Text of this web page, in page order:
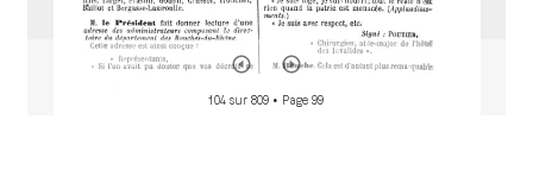
104 sur 809 • Page 99